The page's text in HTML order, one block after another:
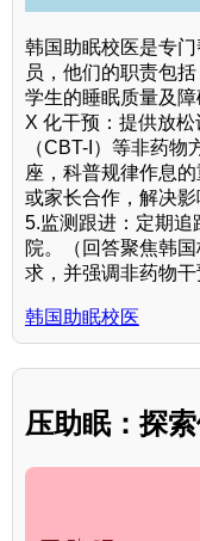
韩国助眠校医是专
员，他们的职责包
学生的睡眠质量及
X 化干预：提供放
（CBT-I）等非药
座，科普规律作息
或家长合作，解决影
5.监测跟进：定期追
院。（回答聚焦韩
求，并强调非药物干
韩国助眠校医
压助眠：探